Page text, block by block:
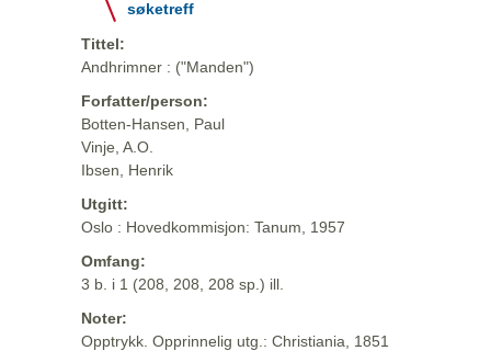
søketreff
Tittel:
Andhrimner : ("Manden")
Forfatter/person:
Botten-Hansen, Paul
Vinje, A.O.
Ibsen, Henrik
Utgitt:
Oslo : Hovedkommisjon: Tanum, 1957
Omfang:
3 b. i 1 (208, 208, 208 sp.) ill.
Noter:
Opptrykk. Opprinnelig utg.: Christiania, 1851